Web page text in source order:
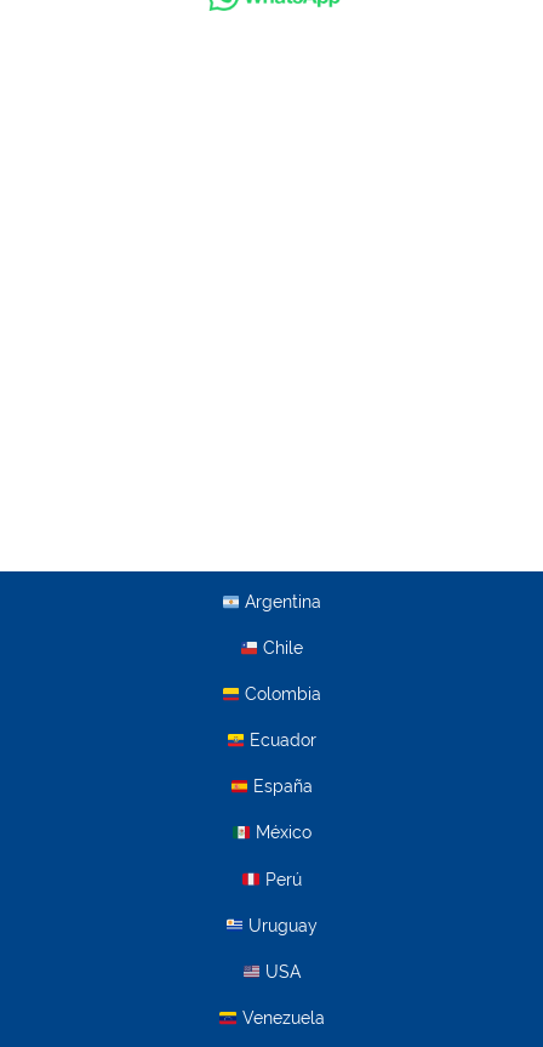
Argentina
Chile
Colombia
Ecuador
España
México
Perú
Uruguay
USA
Venezuela